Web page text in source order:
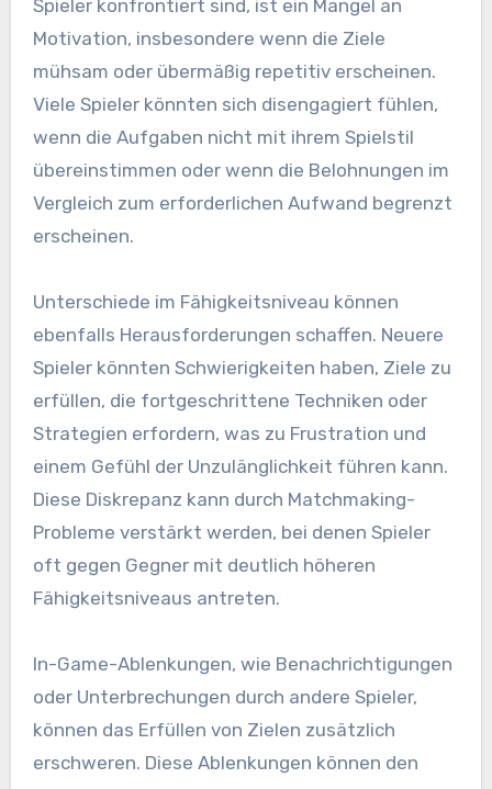
Spieler konfrontiert sind, ist ein Mangel an
Motivation, insbesondere wenn die Ziele
mühsam oder übermäßig repetitiv erscheinen.
Viele Spieler könnten sich disengagiert fühlen,
wenn die Aufgaben nicht mit ihrem Spielstil
übereinstimmen oder wenn die Belohnungen im
Vergleich zum erforderlichen Aufwand begrenzt
erscheinen.
Unterschiede im Fähigkeitsniveau können
ebenfalls Herausforderungen schaffen. Neuere
Spieler könnten Schwierigkeiten haben, Ziele zu
erfüllen, die fortgeschrittene Techniken oder
Strategien erfordern, was zu Frustration und
einem Gefühl der Unzulänglichkeit führen kann.
Diese Diskrepanz kann durch Matchmaking-
Probleme verstärkt werden, bei denen Spieler
oft gegen Gegner mit deutlich höheren
Fähigkeitsniveaus antreten.
In-Game-Ablenkungen, wie Benachrichtigungen
oder Unterbrechungen durch andere Spieler,
können das Erfüllen von Zielen zusätzlich
erschweren. Diese Ablenkungen können den